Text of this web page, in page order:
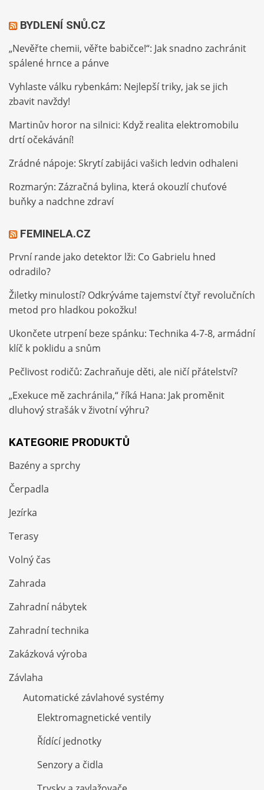
BYDLENÍ SNŮ.CZ
„Nevěřte chemii, věřte babičce!“: Jak snadno zachránit
spálené hrnce a pánve
Vyhlaste válku rybenkám: Nejlepší triky, jak se jich
zbavit navždy!
Martinův horor na silnici: Když realita elektromobilu
drtí očekávání!
Zrádné nápoje: Skrytí zabijáci vašich ledvin odhaleni
Rozmarýn: Zázračná bylina, která okouzlí chuťové
buňky a nadchne zdraví
FEMINELA.CZ
První rande jako detektor lži: Co Gabrielu hned
odradilo?
Žiletky minulostí? Odkrýváme tajemství čtyř revolučních
metod pro hladkou pokožku!
Ukončete utrpení beze spánku: Technika 4-7-8, armádní
klíč k poklidu a snům
Pečlivost rodičů: Zachraňuje děti, ale ničí přátelství?
„Exekuce mě zachránila,“ říká Hana: Jak proměnit
dluhový strašák v životní výhru?
KATEGORIE PRODUKTŮ
Bazény a sprchy
Čerpadla
Jezírka
Terasy
Volný čas
Zahrada
Zahradní nábytek
Zahradní technika
Zakázková výroba
Závlaha
Automatické závlahové systémy
Elektromagnetické ventily
Řídící jednotky
Senzory a čidla